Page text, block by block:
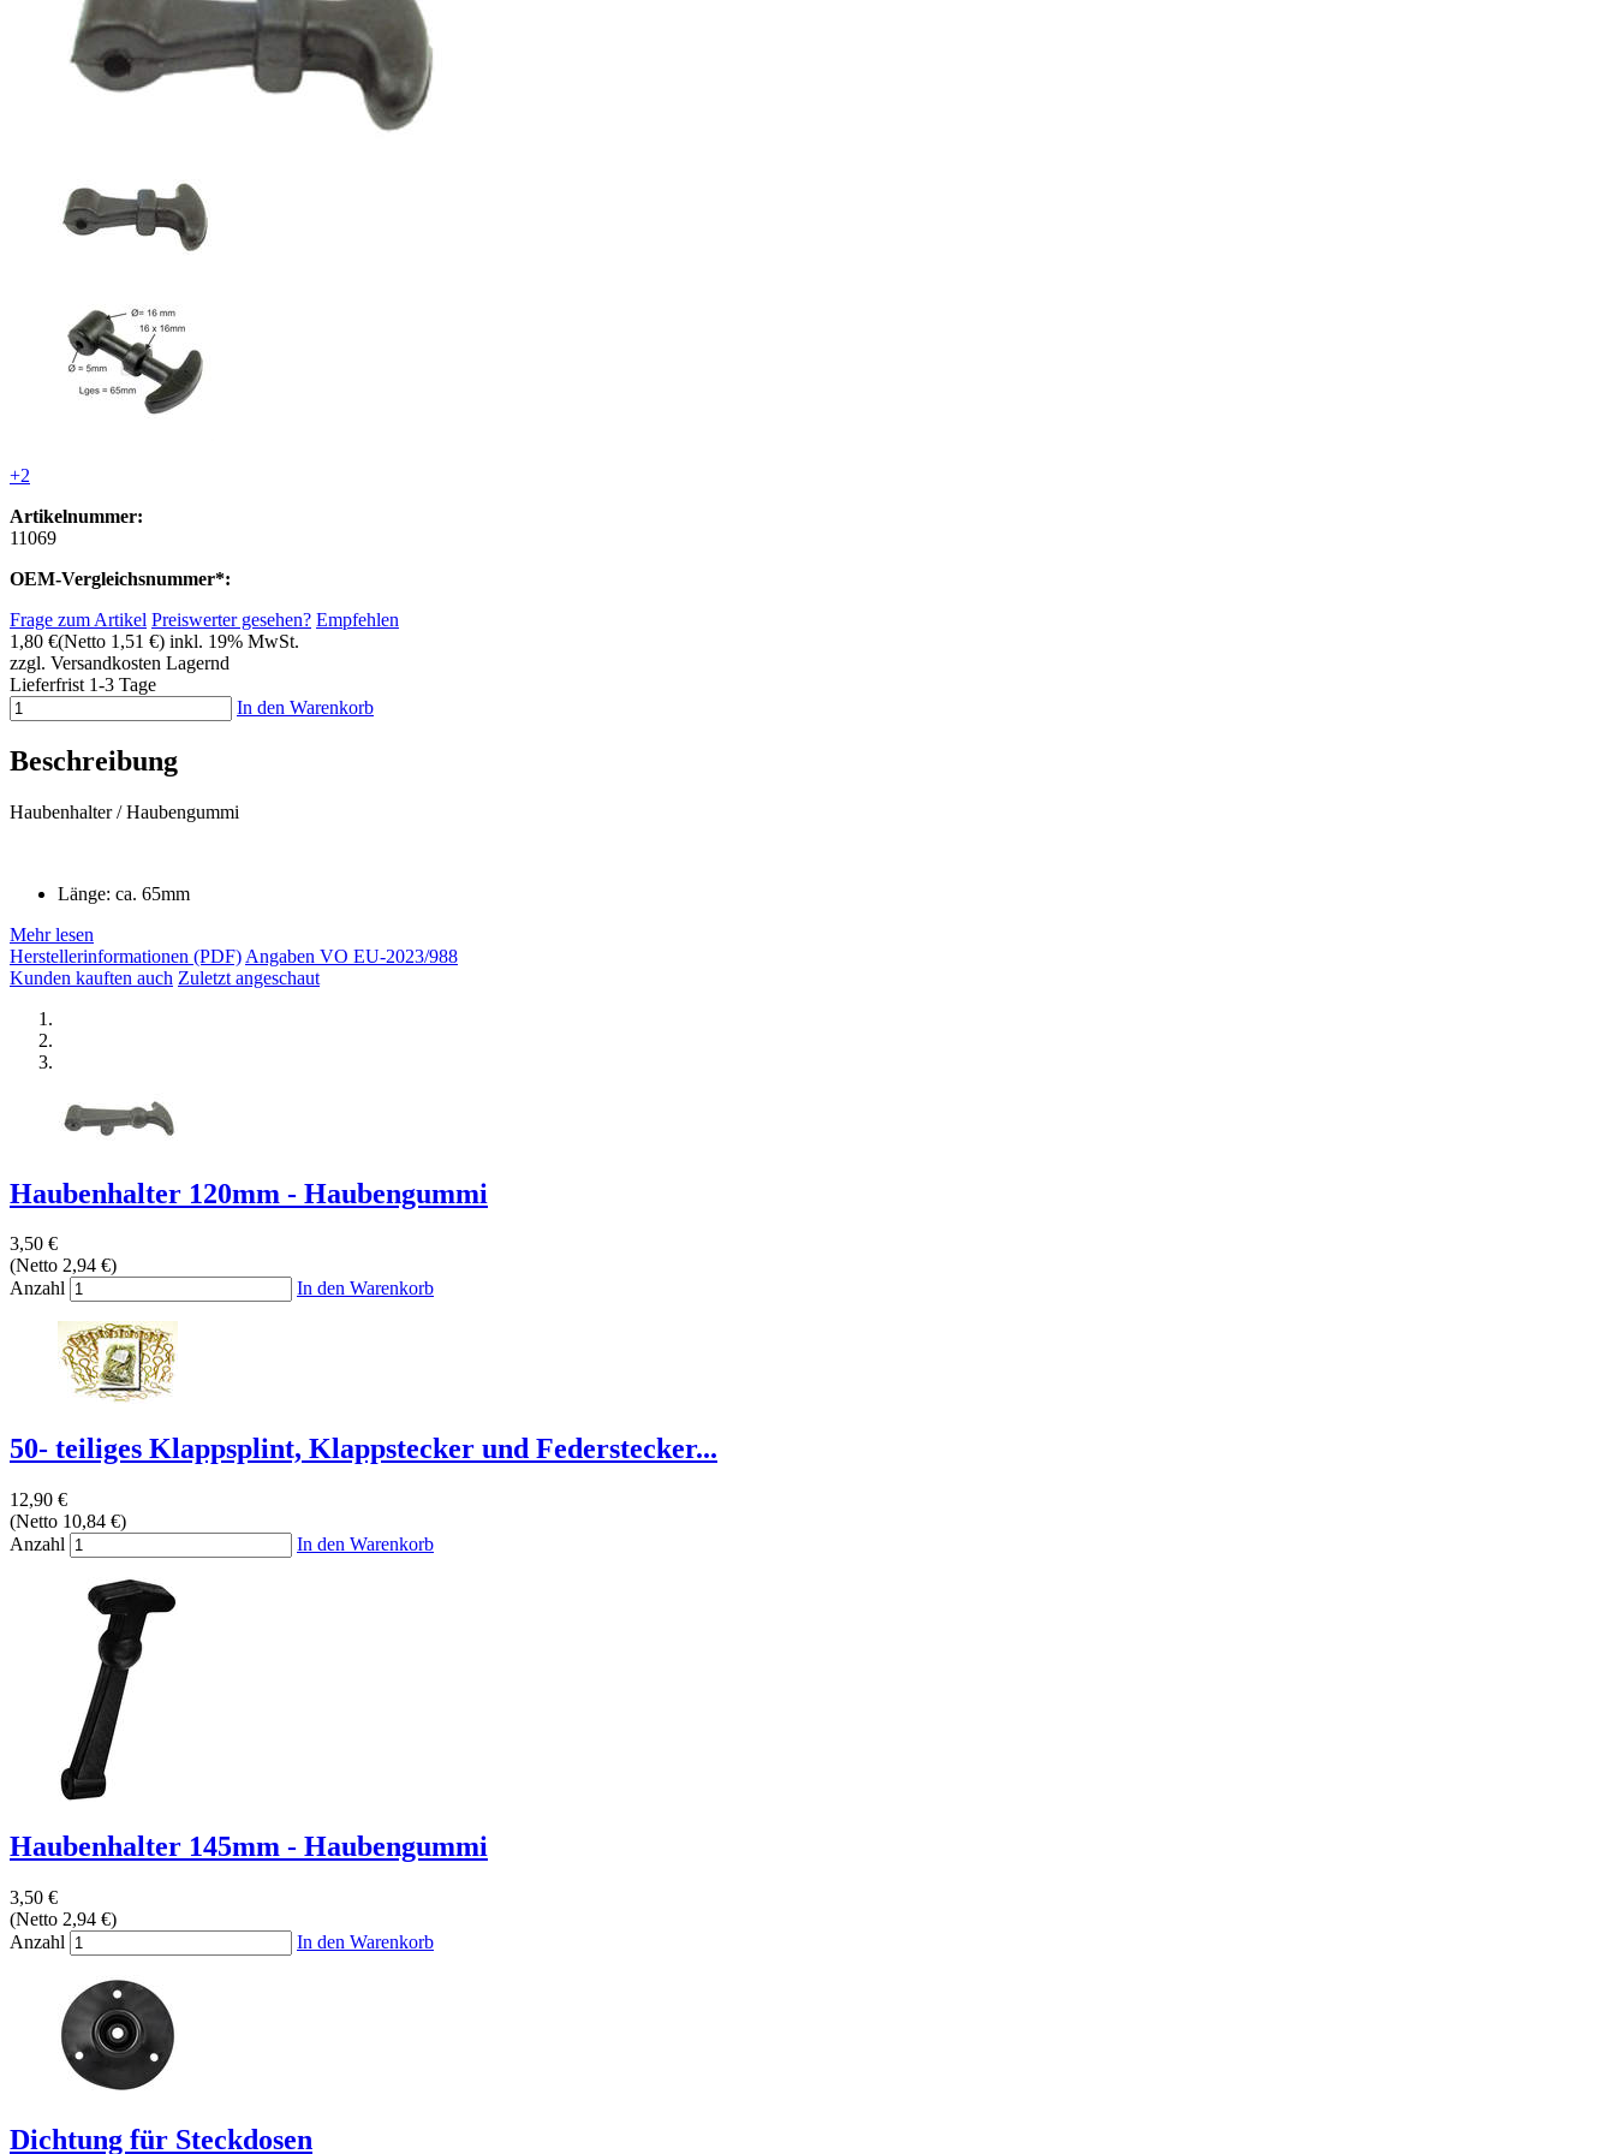
+2
Artikelnummer:
11069
OEM-Vergleichsnummer*:
Frage zum Artikel Preiswerter gesehen? Empfehlen
1,80 €(Netto 1,51 €) inkl. 19% MwSt.
zzgl. Versandkosten Lagernd
Lieferfrist 1-3 Tage
In den Warenkorb
Beschreibung
Haubenhalter / Haubengummi
Länge: ca. 65mm
Mehr lesen
Herstellerinformationen (PDF) Angaben VO EU-2023/988
Kunden kauften auch Zuletzt angeschaut
Haubenhalter 120mm - Haubengummi
3,50 €
(Netto 2,94 €)
Anzahl
In den Warenkorb
50- teiliges Klappsplint, Klappstecker und Federstecker...
12,90 €
(Netto 10,84 €)
Anzahl
In den Warenkorb
Haubenhalter 145mm - Haubengummi
3,50 €
(Netto 2,94 €)
Anzahl
In den Warenkorb
Dichtung für Steckdosen